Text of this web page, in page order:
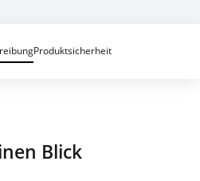
Produktsicherheit
Blick